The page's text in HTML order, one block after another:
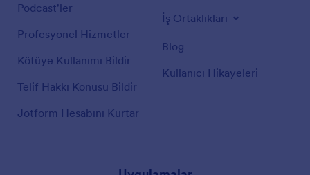
Podcast'ler
Profesyonel Hizmetler
Kötüye Kullanımı Bildir
Telif Hakkı Konusu Bildir
Jotform Hesabını Kurtar
İş Ortaklıkları
Blog
Kullanıcı Hikayeleri